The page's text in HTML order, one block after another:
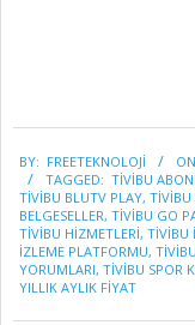
05-
27
BY: FREETEKNOLOJI
TAGGED: TIVIBU
TIVIBU BLUTV PLAY, TIVIBU
BELGESELLER, TIVIBU GO
TIVIBU HIZMETLERI, TIVIBU
IZLEME PLATFORMU,
YORUMLARI, TIVIBU SPOR
YILLIK AYLIK FIYAT